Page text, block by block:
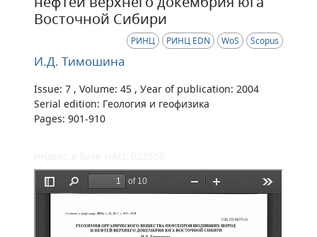
Восточной Сибири
РИНЦ РИНЦ EDN WoS Scopus
И.Д. Тимошина
Issue: 7 , Volume: 45 , Уear of publication: 2004
Serial edition: Геология и геофизика
Pages: 901-910